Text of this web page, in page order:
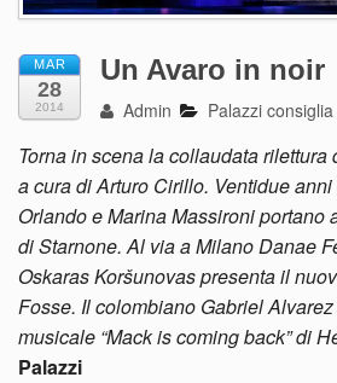
MAR
28
2014
Un Avaro in noir
Admin Palazzi consiglia
Torna in scena la collaudata
a cura di Arturo Cirillo. Ventidue
Orlando e Marina Massironi portano
di Starnone. Al via a Milano Danae
Oskaras Koršunovas presenta il
Fosse. Il colombiano Gabriel
musicale “Mack is coming back” di
Palazzi